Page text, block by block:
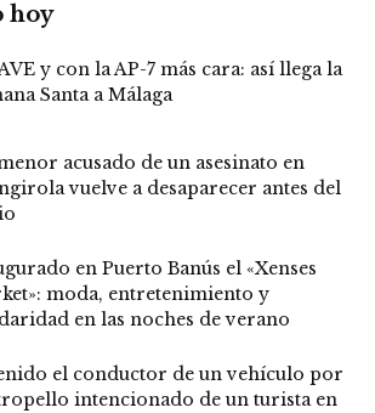
hoy
y con la AP-7 más cara: así llega la
Santa a Málaga
acusado de un asesinato en
vuelve a desaparecer antes del
en Puerto Banús el «Xenses
moda, entretenimiento y
en las noches de verano
el conductor de un vehículo por
intencionado de un turista en